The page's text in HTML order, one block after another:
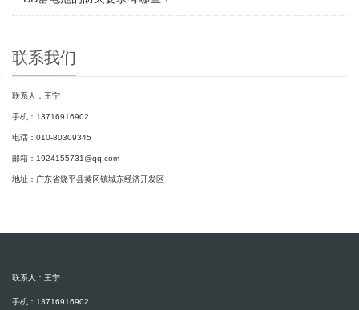
联系我们
联系人：王宁
手机：13716916902
电话：010-80309345
邮箱：1924155731@qq.com
地址：广东省饶平县黄冈镇城东经济开发区
联系人：王宁
手机：13716916902